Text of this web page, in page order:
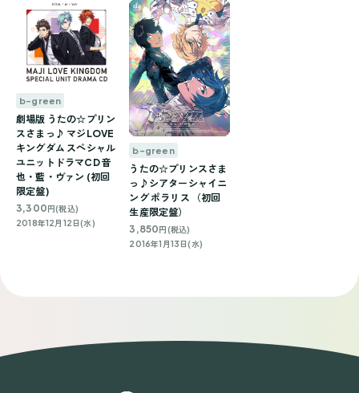
b-green
劇場版 うたの☆プリン
スさまっ♪ マジLOVE
キングダム スペシャル
ユニットドラマCD 音
也・藍・ヴァン (初回
限定盤)
3,300 円(税込)
2018年12月12日(水)
b-green
うたの☆プリンスさま
っ♪シアターシャイニ
ング ポラリス （初回
生産限定盤）
3,850 円(税込)
2016年1月13日(水)